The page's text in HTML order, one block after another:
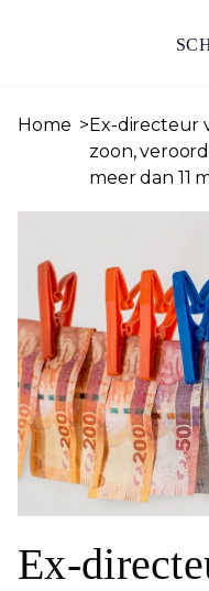
Home
Ex-directeur
zoon,
meer dan 11
Ex-